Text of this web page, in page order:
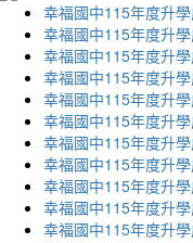
幸福國中115年度升
幸福國中115年度升
幸福國中115年度升
幸福國中115年度升
幸福國中115年度升
幸福國中115年度升
幸福國中115年度升
幸福國中115年度升
幸福國中115年度升
幸福國中115年度升
幸福國中115年度升